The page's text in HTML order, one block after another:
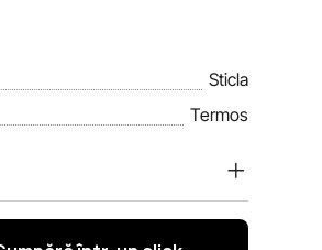
Sticla
Termos
clienților noștri. În
produsele și serviciile